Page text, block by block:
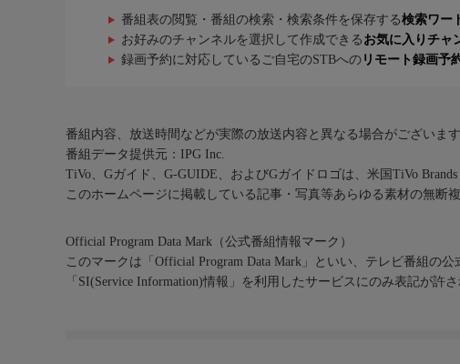
番組表の閲覧・番組の検索・検索条件を保存する検索ワー
お好みのチャンネルを選択して作成できる お気に入りチャ
録画予約に対応しているご自宅のSTBへの リモート録画予
番組内容、放送時間などが実際の放送内容と異なる場合がございます
番組データ提供元：IPG Inc.
TiVo、Gガイド、G-GUIDE、およびGガイドロゴは、米国TiVo
このホームページに掲載している記事・写真等あらゆる素材の無断
Official Program Data Mark（公式番組情報マーク）
このマークは「Official Program Data Mark」といい、テレビ番組の公
「SI(Service Information)情報」を利用したサービスにのみ表記が許